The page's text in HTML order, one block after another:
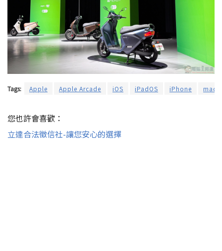
Tags: Apple Apple Arcade iOS iPadOS iPhone
您也許會喜歡：
立達合法徵信社-讓您安心的選擇